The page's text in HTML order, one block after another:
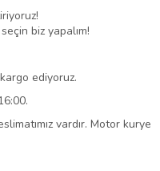
biz yapalım!
ediyoruz.
vardır. Motor kurye